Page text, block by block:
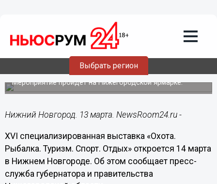
Выбрать регион
Выставка «Охота. Рыбалка. Туризм.
Спорт. Отдых» откроется 14 марта в
Нижнем Новгороде
Мероприятие пройдет на Нижегородской ярмарке.
Нижний Новгород. 13 марта. NewsRoom24.ru -
XVI специализированная выставка «Охота.
Рыбалка. Туризм. Спорт. Отдых» откроется 14 марта
в Нижнем Новгороде. Об этом сообщает пресс-
служба губернатора и правительства